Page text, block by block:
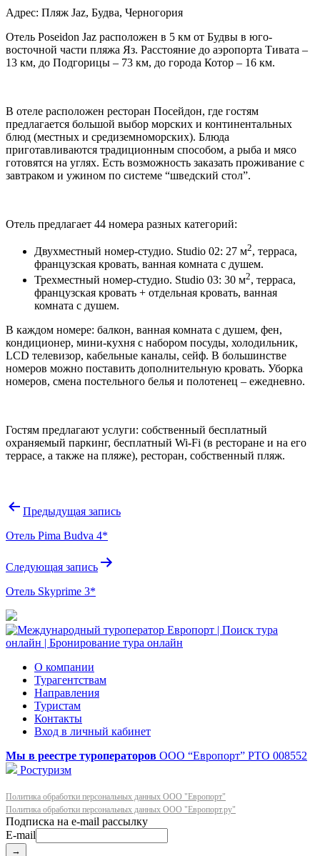
Адрес: Пляж Jaz, Будва, Черногория
Отель Poseidon Jaz расположен в 5 км от Будвы в юго-
восточной части пляжа Яз. Расстояние до аэропорта Тивата –
13 км, до Подгорицы – 73 км, до города Котор – 16 км.
В отеле расположен ресторан Посейдон, где гостям
предлагается большой выбор морских и континентальных
блюд (местных и средиземноморских). Блюда
приготавливаются традиционным способом, а рыба и мясо
готовятся на углях. Есть возможность заказать проживание с
завтраком и ужином по системе “шведский стол”.
Отель предлагает 44 номера разных категорий:
Двухместный номер-студио. Studio 02: 27 м2, терраса,
французская кровать, ванная комната с душем.
Трехместный номер-студио. Studio 03: 30 м2, терраса,
французская кровать + отдельная кровать, ванная
комната с душем.
В каждом номере: балкон, ванная комната с душем, фен,
кондиционер, мини-кухня с набором посуды, холодильник,
LCD телевизор, кабельные каналы, сейф. В большинстве
номеров можно поставить дополнительную кровать. Уборка
номеров, смена постельного белья и полотенец – ежедневно.
Гостям предлагают услуги: собственный бесплатный
охраняемый паркинг, бесплатный Wi-Fi (в ресторане и на его
террасе, а также на пляже), ресторан, собственный пляж.
Навигация
записям
Предыдущая запись
Отель Pima Budva 4*
Следующая запись
Отель Skyprime 3*
О компании
Турагентствам
Направления
Туристам
Контакты
Вход в личный кабинет
Мы в реестре туроператоров ООО “Европорт” РТО 008552
Ростуризм
Политика обработки персональных данных ООО "Европорт"
Политика обработки персональных данных ООО "Европорт.ру"
E-mail
→